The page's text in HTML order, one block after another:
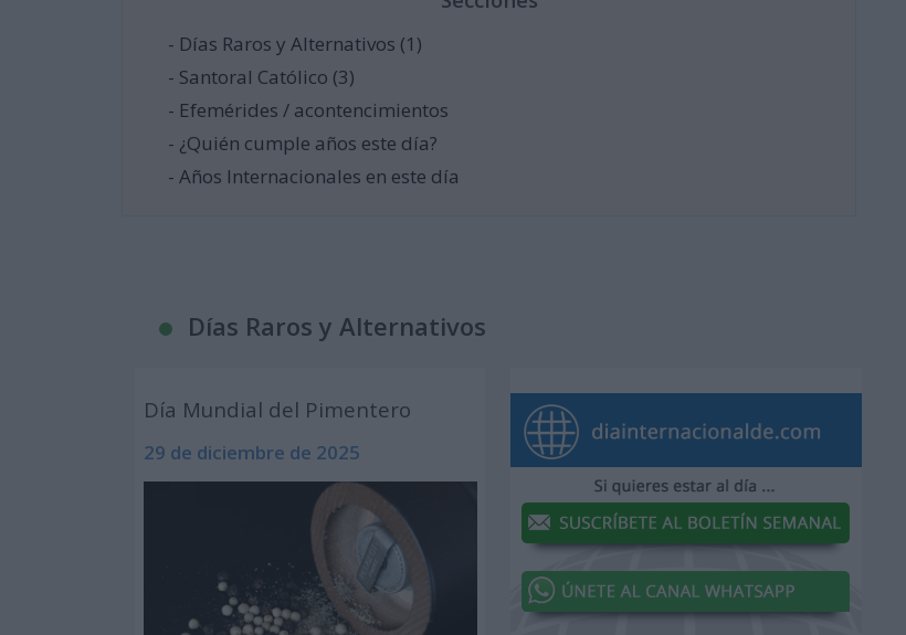
- Días Raros y Alternativos (1)
- Santoral Católico (3)
- Efemérides / acontencimientos
- ¿Quién cumple años este día?
- Años Internacionales en este día
Días Raros y Alternativos
Día Mundial del Pimentero
29 de diciembre de 2025